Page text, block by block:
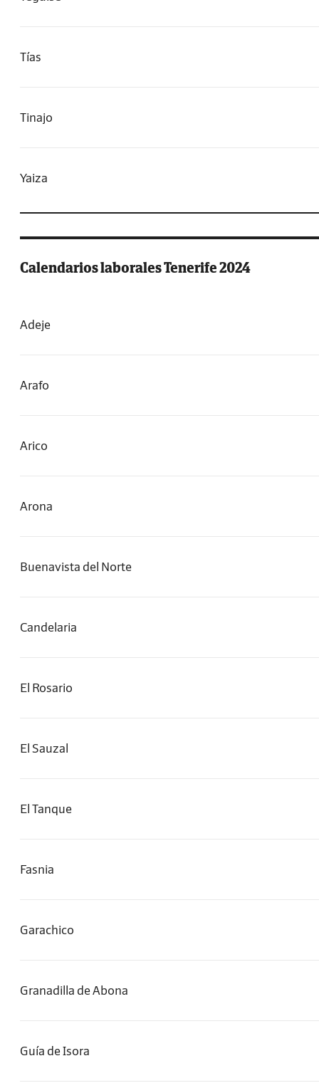
Tías
Tinajo
Yaiza
Calendarios laborales Tenerife 2024
Adeje
Arafo
Arico
Arona
Buenavista del Norte
Candelaria
El Rosario
El Sauzal
El Tanque
Fasnia
Garachico
Granadilla de Abona
Guía de Isora